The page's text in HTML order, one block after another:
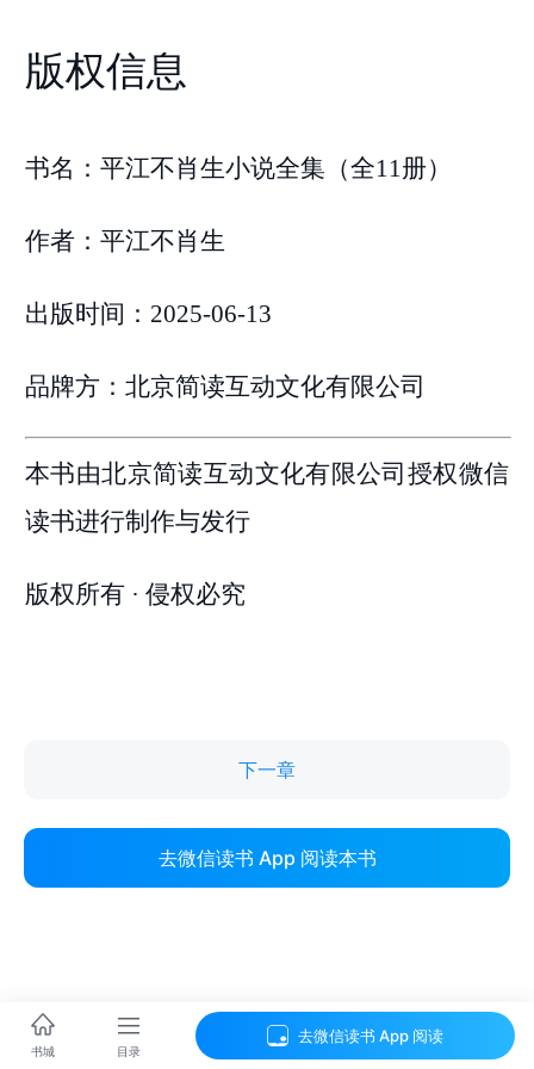
下一章
去微信读书 App 阅读本书
书城 目录
去微信读书 App 阅读